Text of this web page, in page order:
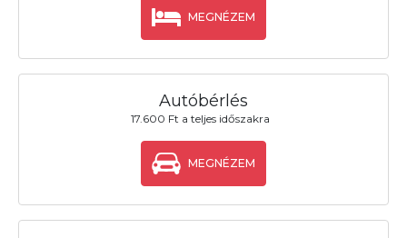
MEGNÉZEM
Autóbérlés
17.600 Ft a teljes időszakra
MEGNÉZEM